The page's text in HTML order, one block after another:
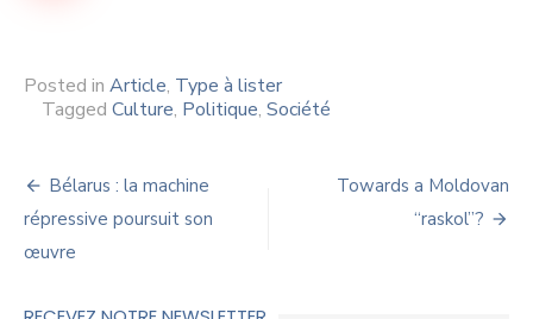
Posted in Article, Type à lister
Tagged Culture, Politique, Société
Navigation
de
l’article
Bélarus : la machine
répressive poursuit son
œuvre
Towards a Moldovan
“raskol”?